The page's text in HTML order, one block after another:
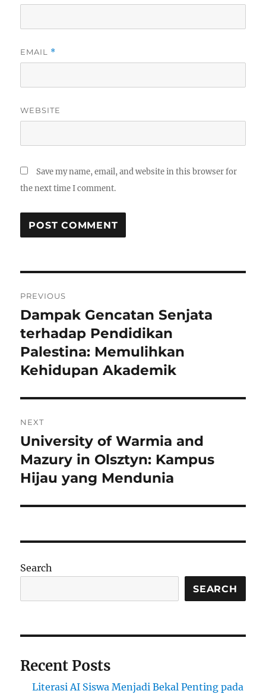
EMAIL *
WEBSITE
Save my name, email, and website in this browser for
the next time I comment.
navigation
PREVIOUS
Previous
post:
Dampak Gencatan Senjata
terhadap Pendidikan
Palestina: Memulihkan
Kehidupan Akademik
NEXT
Next
post:
University of Warmia and
Mazury in Olsztyn: Kampus
Hijau yang Mendunia
Search
SEARCH
Recent Posts
Literasi AI Siswa Menjadi Bekal Penting pada